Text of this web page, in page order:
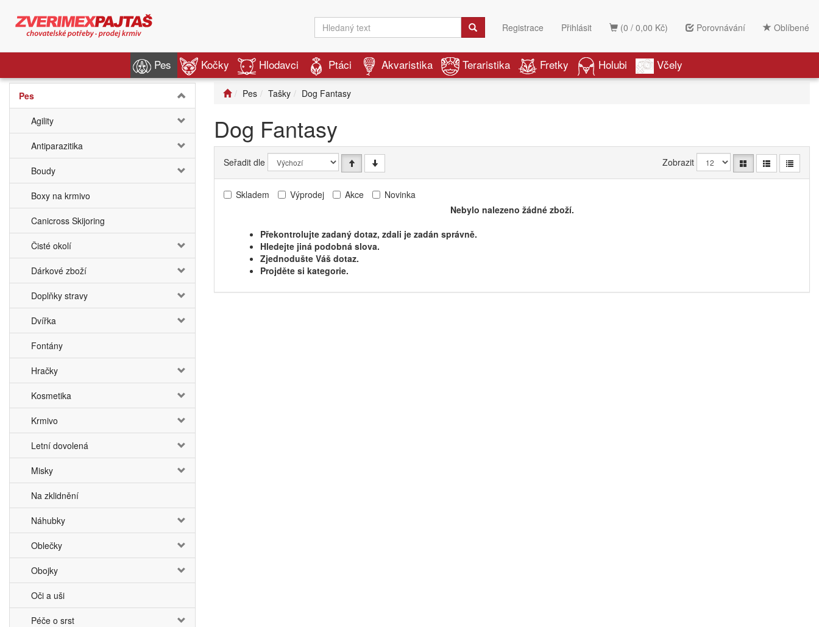
(0 / 0,00 Kč) Porovnávání Oblíbené
Registrace Přihlásit
Pes Kočky Hlodavci Ptáci Akvaristika Teraristika Fretky Holubi Včely
Pes
Agility
Antiparazitika
Boudy
Boxy na krmivo
Canicross Skijoring
Čisté okolí
Dárkové zboží
Doplňky stravy
Dvířka
Fontány
Hračky
Kosmetika
Krmivo
Letní dovolená
Misky
Na zklidnění
Náhubky
Oblečky
Obojky
Oči a uši
Péče o srst
Pes Tašky Dog Fantasy
Dog Fantasy
Seřadit dle Zobrazit
Skladem Výprodej Akce
Novinka
Nebylo nalezeno žádné zboží.
Překontrolujte zadaný dotaz, zdali je zadán správně.
Hledejte jiná podobná slova.
Zjednodušte Váš dotaz.
Projděte si kategorie.